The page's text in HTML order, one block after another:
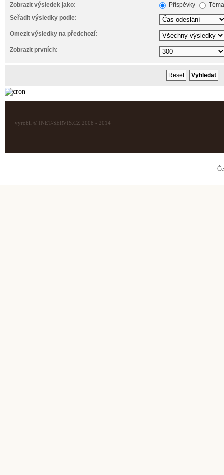
Zobrazit výsledek jako: Příspěvky
Seřadit výsledky podle:
Omezit výsledky na předchozí:
Zobrazit prvních:
vyrobil © INET-SERVIS.CZ 2008 - 2014